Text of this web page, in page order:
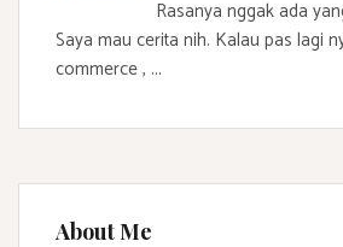
Rasanya nggak ada
Saya mau cerita nih. Kalau pas lagi
commerce , ...
About Me